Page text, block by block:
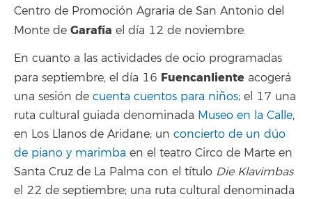
Centro de Promoción Agraria de San Antonio del
Monte de Garafía el día 12 de noviembre.
En cuanto a las actividades de ocio programadas
para septiembre, el día 16 Fuencanliente acogerá
una sesión de cuenta cuentos para niños; el 17 una
ruta cultural guiada denominada Museo en la Calle,
en Los Llanos de Aridane; un concierto de un dúo
de piano y marimba en el teatro Circo de Marte en
Santa Cruz de La Palma con el título Die Klavimbas
el 22 de septiembre; una ruta cultural denominada